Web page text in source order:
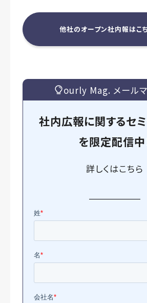
他社のオープン社内報はこ
ourly Mag. メール
社内広報に関するセ
を限定配信中
詳しくはこちら